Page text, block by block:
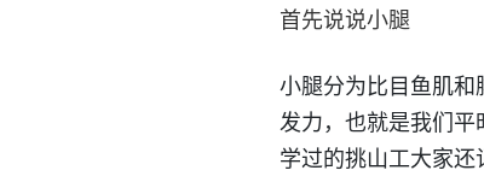
首先说说小腿
小腿分为比目鱼肌和
发力，也就是我们平
学过的挑山工大家